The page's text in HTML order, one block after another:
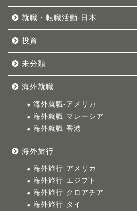
就職・転職活動-日本
投資
未分類
海外就職
海外就職-アメリカ
海外就職-マレーシア
海外就職-香港
海外旅行
海外旅行-アメリカ
海外旅行-エジプト
海外旅行-クロアチア
海外旅行-タイ